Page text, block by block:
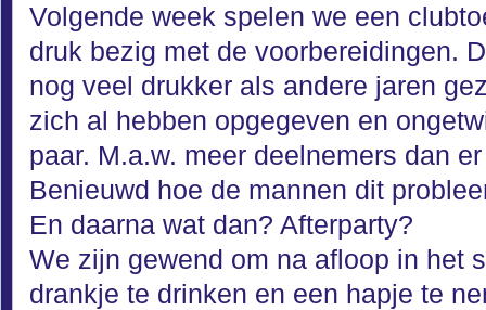
Volgende week spelen we een
druk bezig met de voorbereidingen.
nog veel drukker als andere jaren
zich al hebben opgegeven en
paar. M.a.w. meer deelnemers dan
Benieuwd hoe de mannen dit
En daarna wat dan? Afterparty?
We zijn gewend om na afloop in het
drankje te drinken en een hapje te